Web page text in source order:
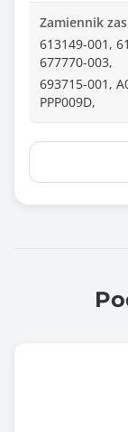
Zamiennik
613149-001,
677770-003,
693715-001,
PPP009D,
Wtyk
Długość